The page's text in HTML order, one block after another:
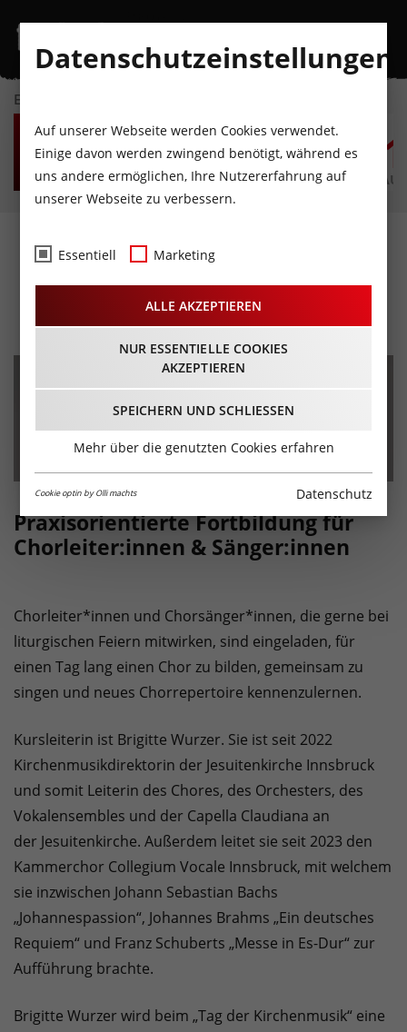
EVENTKALENDER
DO
6
AUGUST
FR
7
AUGUST
SA
8
AUGUST
SO
9
AUGUST
MO
10
AUGUST
Tag der Kirchenmusik des
Chorverband Tirol
14.02.2026 - Beginn 09:00 Uhr
Praxisorientierte Fortbildung für
Chorleiter:innen & Sänger:innen
Chorleiter*innen und Chorsänger*innen, die gerne bei
liturgischen Feiern mitwirken, sind eingeladen, für
einen Tag lang einen Chor zu bilden, gemeinsam zu
singen und neues Chorrepertoire kennenzulernen.
Kursleiterin ist Brigitte Wurzer. Sie ist seit 2022
Kirchenmusikdirektorin der Jesuitenkirche Innsbruck
und somit Leiterin des Chores, des Orchesters, des
Vokalensembles und der Capella Claudiana an
der Jesuitenkirche. Außerdem leitet sie seit 2023 den
Kammerchor Collegium Vocale Innsbruck, mit welchem
sie inzwischen Johann Sebastian Bachs
„Johannespassion“, Johannes Brahms „Ein deutsches
Requiem“ und Franz Schuberts „Messe in Es-Dur“ zur
Aufführung brachte.
Brigitte Wurzer wird beim „Tag der Kirchenmusik“ eine
Datenschutzeinstellungen
Auf unserer Webseite werden Cookies verwendet.
Einige davon werden zwingend benötigt, während es
uns andere ermöglichen, Ihre Nutzererfahrung auf
unserer Webseite zu verbessern.
Essentiell Marketing
ALLE AKZEPTIEREN
NUR ESSENTIELLE COOKIES
AKZEPTIEREN
SPEICHERN UND SCHLIESSEN
Mehr über die genutzten Cookies erfahren
Cookie optin by Olli machts Datenschutz